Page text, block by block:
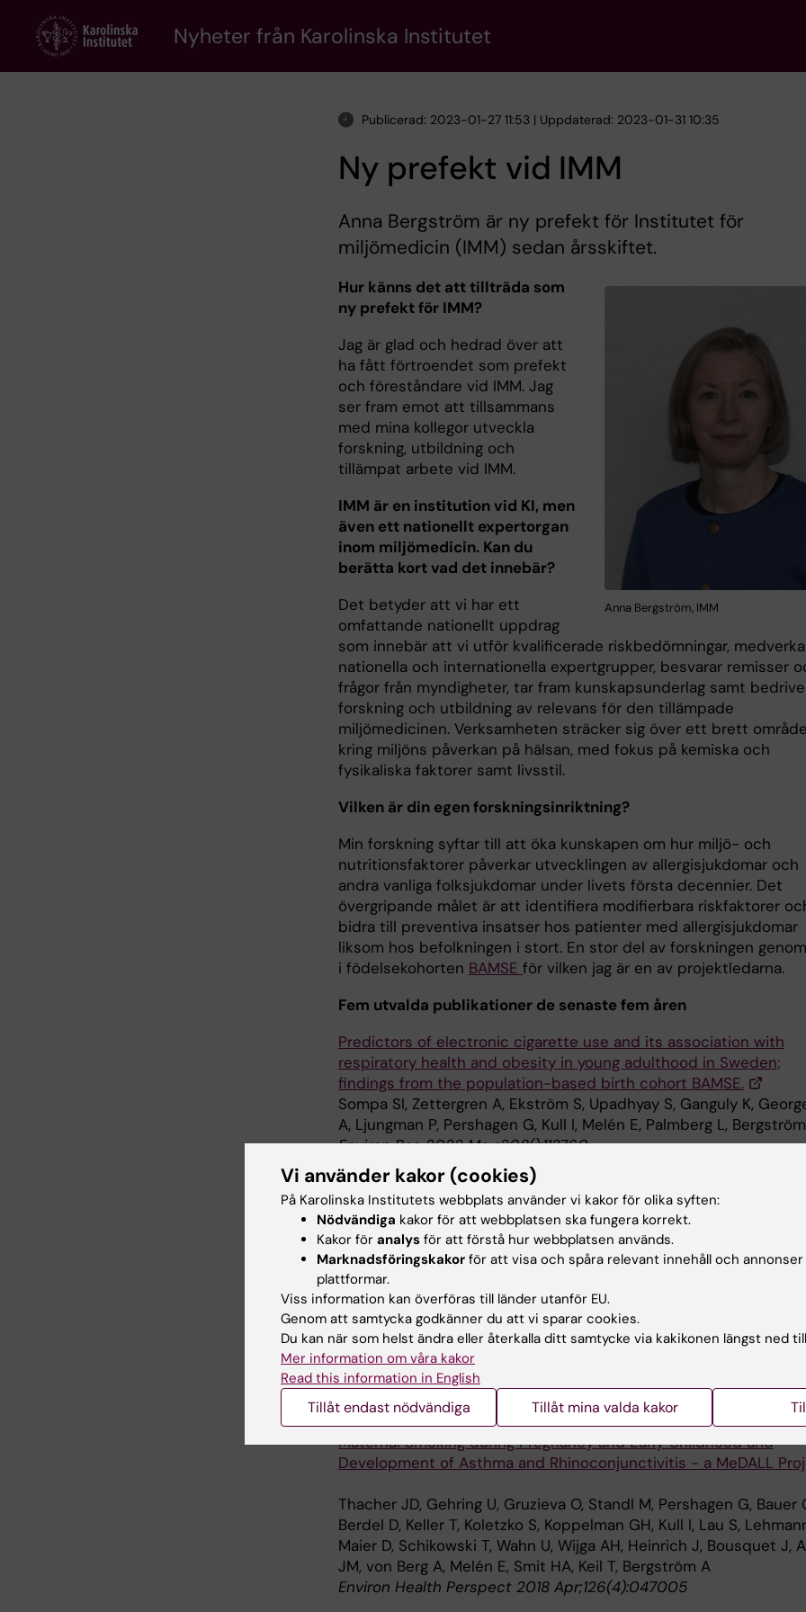
content
Nyheter från Karolinska Institutet
Publicerad: 2023-01-27 11:53 | Uppdaterad: 2023-01-31 10:35
Ny prefekt vid IMM
Anna Bergström är ny prefekt för Institutet för
miljömedicin (IMM) sedan årsskiftet.
Anna Bergström, IMM
Hur känns det att tillträda som
ny prefekt för IMM?
Jag är glad och hedrad över att
ha fått förtroendet som prefekt
och föreståndare vid IMM. Jag
ser fram emot att tillsammans
med mina kollegor utveckla
forskning, utbildning och
tillämpat arbete vid IMM.
IMM är en institution vid KI, men
även ett nationellt expertorgan
inom miljömedicin. Kan du
berätta kort vad det innebär?
Det betyder att vi har ett
omfattande nationellt uppdrag
som innebär att vi utför kvalificerade riskbedömningar,
nationella och internationella expertgrupper, besvarar remisser
frågor från myndigheter, tar fram kunskapsunderlag samt
forskning och utbildning av relevans för den tillämpade
miljömedicinen. Verksamheten sträcker sig över ett brett område
kring miljöns påverkan på hälsan, med fokus på kemiska och
fysikaliska faktorer samt livsstil.
Vilken är din egen forskningsinriktning?
Min forskning syftar till att öka kunskapen om hur miljö- och
nutritionsfaktorer påverkar utvecklingen av allergisjukdomar och
andra vanliga folksjukdomar under livets första decennier. Det
övergripande målet är att identifiera modifierbara riskfaktorer
bidra till preventiva insatser hos patienter med allergisjukdomar
liksom hos befolkningen i stort. En stor del av forskningen
i födelsekohorten BAMSE för vilken jag är en av projektledarna.
Fem utvalda publikationer de senaste fem åren
Predictors of electronic cigarette use and its association with
respiratory health and obesity in young adulthood in Sweden;
findings from the population-based birth cohort BAMSE.
Sompa SI, Zettergren A, Ekström S, Upadhyay S, Ganguly K,
A, Ljungman P, Pershagen G, Kull I, Melén E, Palmberg L,
Environ Res 2022 May;208():112760
Dietary intake and plasma concentrations of PUFAs in childhood
adolescence in relation to asthma and lung function up to
adulthood.
Ekström S, Sdona E, Klevebro S, Hallberg J, Georgelis A, Kull I,
Risérus U, Bergström A
Am J Clin Nutr 2022 Mar;115(3):886-896
Fruit, vegetable and dietary antioxidant intake in school age,
respiratory health up to young adulthood.
Sdona E, Ekström S, Andersson N, Hallberg J, Rautiainen S,
Håkansson N, Wolk A, Kull I, Melén E, Bergström A
Clin Exp Allergy 2022 Jan;52(1):104-114
Maternal Smoking during Pregnancy and Early Childhood and
Development of Asthma and Rhinoconjunctivitis - a MeDALL
Thacher JD, Gehring U, Gruzieva O, Standl M, Pershagen G, Bauer
Berdel D, Keller T, Koletzko S, Koppelman GH, Kull I, Lau S,
Maier D, Schikowski T, Wahn U, Wijga AH, Heinrich J, Bousquet J,
JM, von Berg A, Melén E, Smit HA, Keil T, Bergström A
Environ Health Perspect 2018 Apr;126(4):047005
Vi använder kakor (cookies)
På Karolinska Institutets webbplats använder vi kakor för olika syften:
Nödvändiga kakor för att webbplatsen ska fungera korrekt.
Kakor för analys för att förstå hur webbplatsen används.
Marknadsföringskakor för att visa och spåra relevant innehåll och
plattformar.
Viss information kan överföras till länder utanför EU.
Genom att samtycka godkänner du att vi sparar cookies.
Du kan när som helst ändra eller återkalla ditt samtycke via kakikonen längst ned
Mer information om våra kakor
Read this information in English
Tillåt endast nödvändiga Tillåt mina valda kakor